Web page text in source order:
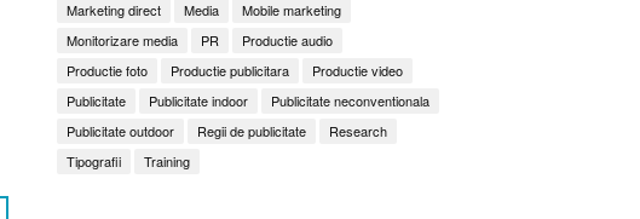
Marketing direct
Media
Mobile marketing
Monitorizare media
PR
Productie audio
Productie foto
Productie publicitara
Productie video
Publicitate
Publicitate indoor
Publicitate neconventionala
Publicitate outdoor
Regii de publicitate
Research
Tipografii
Training